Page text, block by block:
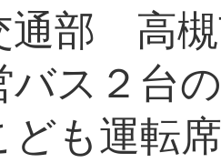
通部 高
ス２台
ども運転